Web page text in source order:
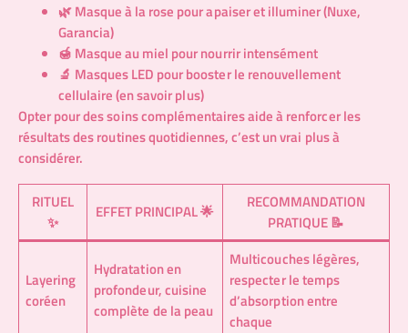
🌿 Masque à la rose pour apaiser et illuminer (Nuxe,
Garancia)
🍯 Masque au miel pour nourrir intensément
🔬 Masques LED pour booster le renouvellement
cellulaire (en savoir plus)
Opter pour des soins complémentaires aide à renforcer les
résultats des routines quotidiennes, c’est un vrai plus à
considérer.
RITUEL
✨
EFFET PRINCIPAL 🌟
RECOMMANDATION
PRATIQUE 📝
Layering
coréen
Hydratation en
profondeur, cuisine
complète de la peau
Multicouches légères,
respecter le temps
d’absorption entre
chaque